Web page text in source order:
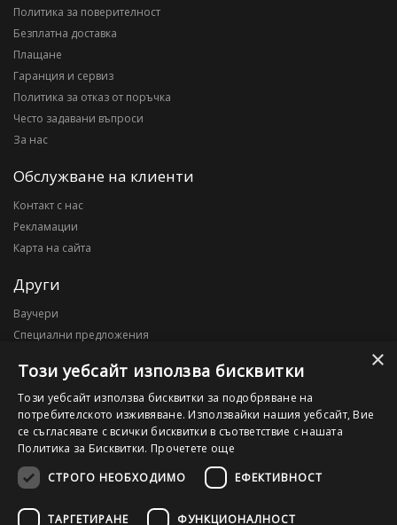
Политика за поверителност
Безплатна доставка
Плащане
Гаранция и сервиз
Политика за отказ от поръчка
Често задавани въпроси
За нас
Обслужване на клиенти
Контакт с нас
Рекламации
Карта на сайта
Други
Ваучери
Специални предложения
Моят профил
Моят профил
История на поръчките
Желани продукти
×
Този уебсайт използва бисквитки
Този уебсайт използва бисквитки за подобряване на
потребителското изживяване. Използвайки нашия уебсайт, Вие
се съгласявате с всички бисквитки в съответствие с нашата
Политика за Бисквитки. Прочетете още
СТРОГО НЕОБХОДИМО
ЕФЕКТИВНОСТ
ТАРГЕТИРАНЕ ФУНКЦИОНАЛНОСТ